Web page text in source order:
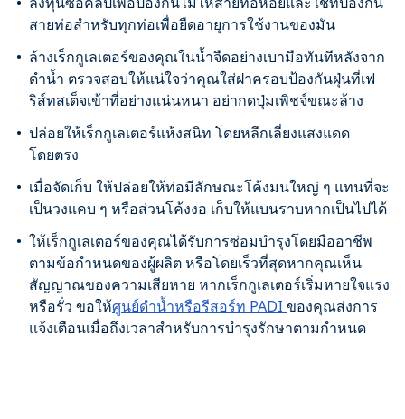
สายท่อสำหรับทุกท่อเพื่อยืดอายุการใช้งานของมัน
ล้างเร็กกูเลเตอร์ของคุณในน้ำจืดอย่างเบามือทันทีหลังจาก
ดำน้ำ ตรวจสอบให้แน่ใจว่าคุณใส่ฝาครอบป้องกันฝุ่นที่เฟ
ริส์ทสเต็จเข้าที่อย่างแน่นหนา อย่ากดปุ่มเพิชจ์ขณะล้าง
ปล่อยให้เร็กกูเลเตอร์แห้งสนิท โดยหลีกเลี่ยงแสงแดด
โดยตรง
เมื่อจัดเก็บ ให้ปล่อยให้ท่อมีลักษณะโค้งมนใหญ่ ๆ แทนที่จะ
เป็นวงแคบ ๆ หรือส่วนโค้งงอ เก็บให้แบนราบหากเป็นไปได้
ให้เร็กกูเลเตอร์ของคุณได้รับการซ่อมบำรุงโดยมืออาชีพ
ตามข้อกำหนดของผู้ผลิต หรือโดยเร็วที่สุดหากคุณเห็น
สัญญาณของความเสียหาย หากเร็กกูเลเตอร์เริ่มหายใจแรง
หรือรั่ว ขอให้ศูนย์ดำน้ำหรือรีสอร์ท PADI ของคุณส่งการ
แจ้งเตือนเมื่อถึงเวลาสำหรับการบำรุงรักษาตามกำหนด